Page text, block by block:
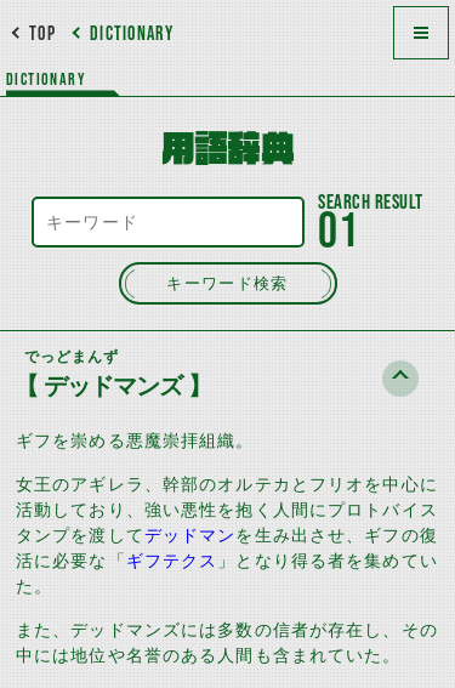
DICTIONARY
TOP
DICTIONARY
用語辞典
キーワード検索
01
でっどまんず
【 デッドマンズ 】
ギフを崇める悪魔崇拝組織。
女王のアギレラ、幹部のオルテカとフリオを中心に
活動しており、強い悪性を抱く人間にプロトバイス
タンプを渡してデッドマンを生み出させ、ギフの復
活に必要な「 ギフテクス 」となり得る者を集めてい
た。
また、デッドマンズには多数の信者が存在し、その
中には地位や名誉のある人間も含まれていた。